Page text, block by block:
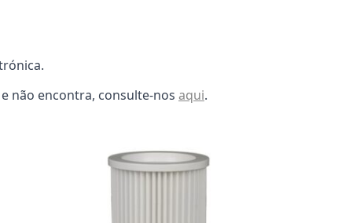
não encontra, consulte-nos aqui.